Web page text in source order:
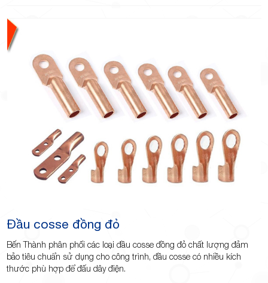
Đầu cosse đồng đỏ
Bến Thành phân phối các loại đầu cosse đồng đỏ chất lượng đảm
bảo tiêu chuẩn sử dụng cho công trình, đầu cosse có nhiều kích
thước phù hợp để đấu dây điện.